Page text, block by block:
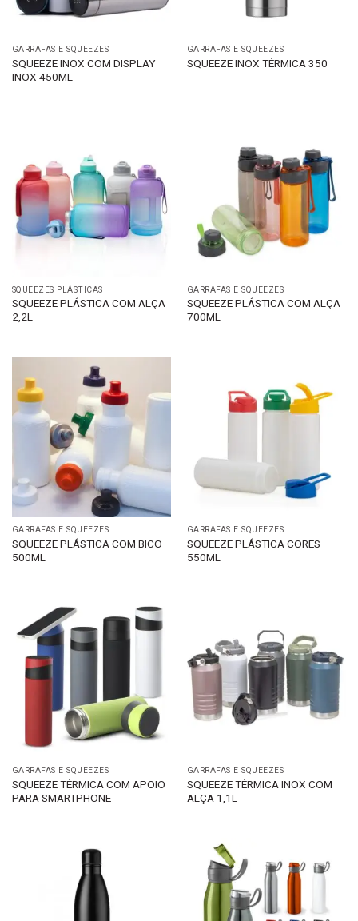
GARRAFAS E SQUEEZES
SQUEEZE INOX COM DISPLAY
INOX 450ML
GARRAFAS E SQUEEZES
SQUEEZE INOX TÉRMICA 350
SQUEEZES PLÁSTICAS
SQUEEZE PLÁSTICA COM ALÇA
2,2L
GARRAFAS E SQUEEZES
SQUEEZE PLÁSTICA COM ALÇA
700ML
GARRAFAS E SQUEEZES
SQUEEZE PLÁSTICA COM BICO
500ML
GARRAFAS E SQUEEZES
SQUEEZE PLÁSTICA CORES
550ML
GARRAFAS E SQUEEZES
SQUEEZE TÉRMICA COM APOIO
PARA SMARTPHONE
GARRAFAS E SQUEEZES
SQUEEZE TÉRMICA INOX COM
ALÇA 1,1L